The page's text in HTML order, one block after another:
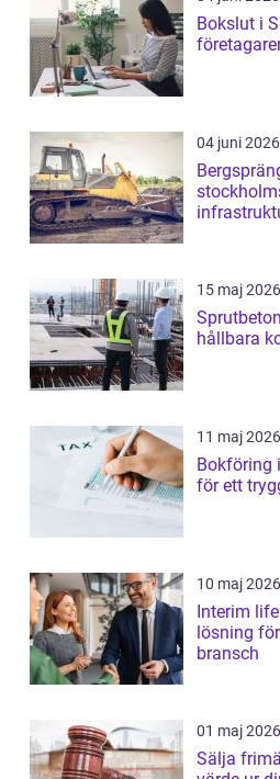
Bokslut i
04 juni 2026
15 maj 2026
hållbara
11 maj 2026
Bokföring
för ett
10 maj 2026
Interim life
lösning
bransch
01 maj 2026
Sälja frimärken så får